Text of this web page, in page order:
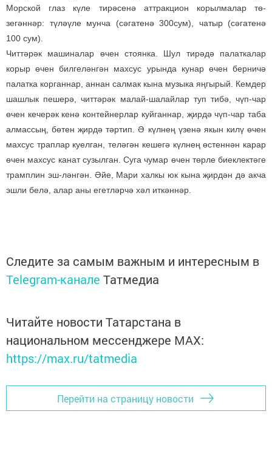
Морской глаз күле тирәсенә аттракцион корылмалар тө-
зегәннәр: түләүле мунча (сәгатенә 300сум), чатыр (сәгатенә
100 сум).
Читтәрәк машиналар өчен стоянка. Шул тирәдә палаткалар
корыр өчен билгеләнгән махсус урында кунар өчен берничә
палатка корганнар, аннан салмак кына музыка яңгырый. Кемдер
шашлык пешерә, читтәрәк малай-шалайлар туп тибә, чүп-чар
өчен кечерәк кенә контейнерлар куйганнар, җирдә чүп-чар таба
алмассың, бөтен җирдә тәртип. Ә күлнең үзенә якын килү өчен
махсус траплар куелган, теләгән кешегә күлнең өстеннән карар
өчен махсус канат сузылган. Суга чумар өчен төрле биеклектәге
трамплин эш-ләнгән. Әйе, Мари халкы юк кына җирдән дә акча
эшли белә, алар аны егетләрчә хәл иткәннәр.
Следите за самым важным и интересным в
Telegram-канале Татмедиа
Читайте новости Татарстана в
национальном мессенджере MАХ:
https://max.ru/tatmedia
Перейти на страницу новости